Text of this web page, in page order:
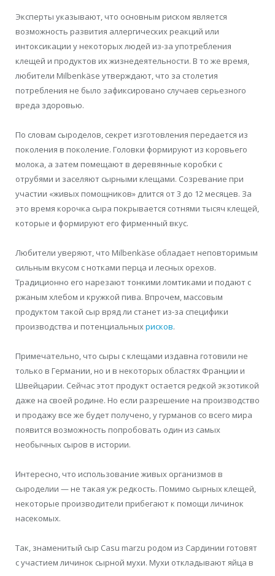
Эксперты указывают, что основным риском является
возможность развития аллергических реакций или
интоксикации у некоторых людей из-за употребления
клещей и продуктов их жизнедеятельности. В то же время,
любители Milbenkäse утверждают, что за столетия
потребления не было зафиксировано случаев серьезного
вреда здоровью.
По словам сыроделов, секрет изготовления передается из
поколения в поколение. Головки формируют из коровьего
молока, а затем помещают в деревянные коробки с
отрубями и заселяют сырными клещами. Созревание при
участии «живых помощников» длится от 3 до 12 месяцев. За
это время корочка сыра покрывается сотнями тысяч клещей,
которые и формируют его фирменный вкус.
Любители уверяют, что Milbenkäse обладает неповторимым
сильным вкусом с нотками перца и лесных орехов.
Традиционно его нарезают тонкими ломтиками и подают с
ржаным хлебом и кружкой пива. Впрочем, массовым
продуктом такой сыр вряд ли станет из-за специфики
производства и потенциальныхрисков.
Примечательно, что сыры с клещами издавна готовили не
только в Германии, но и в некоторых областях Франции и
Швейцарии. Сейчас этот продукт остается редкой экзотикой
даже на своей родине. Но если разрешение на производство
и продажу все же будет получено, у гурманов со всего мира
появится возможность попробовать один из самых
необычных сыров в истории.
Интересно, что использование живых организмов в
сыроделии — не такая уж редкость. Помимо сырных клещей,
некоторые производители прибегают к помощи личинок
насекомых.
Так, знаменитый сыр Casu marzu родом из Сардинии готовят
с участием личинок сырной мухи. Мухи откладывают яйца в